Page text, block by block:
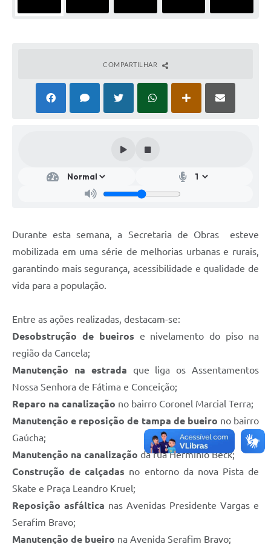
COMPARTILHAR
Durante esta semana, a Secretaria de Obras esteve
mobilizada em uma série de melhorias urbanas e rurais,
garantindo mais segurança, acessibilidade e qualidade de
vida para a população.
Entre as ações realizadas, destacam-se:
Desobstrução de bueiros e nivelamento do piso na
região da Cancela;
Manutenção na estrada que liga os Assentamentos
Nossa Senhora de Fátima e Conceição;
Reparo na canalização no bairro Coronel Marcial Terra;
Manutenção e reposição de tampa de bueiro no bairro
Gaúcha;
Manutenção na canalização da rua Hermínio Beck;
Construção de calçadas no entorno da nova Pista de
Skate e Praça Leandro Kruel;
Reposição asfáltica nas Avenidas Presidente Vargas e
Serafim Bravo;
Manutenção de bueiro na Avenida Serafim Bravo;